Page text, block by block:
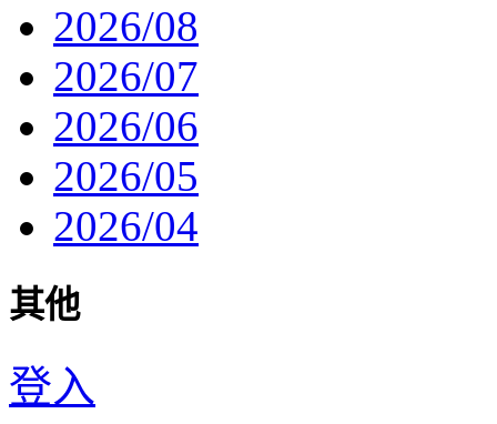
2026/08
2026/07
2026/06
2026/05
2026/04
其他
登入